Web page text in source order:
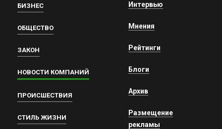
БИЗНЕС
ОБЩЕСТВО
ЗАКОН
НОВОСТИ КОМПАНИЙ
ПРОИСШЕСТВИЯ
СТИЛЬ ЖИЗНИ
Интервью
Мнения
Рейтинги
Блоги
Архив
Размещение
рекламы